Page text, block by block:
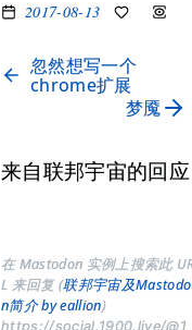
2017-08-13
忽然想写一个
chrome扩展
梦魇
来自联邦宇宙的回应
在 Mastodon 实例上搜索此
L 来回复 (联邦宇宙及Mastodo
n简介 by eallion)
https://social.1900.live/@1